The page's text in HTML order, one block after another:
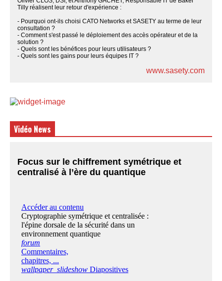
Tilly réalisent leur retour d'expérience :
- Pourquoi ont-ils choisi CATO Networks et SASETY au terme de leur
consultation ?
- Comment s'est passé le déploiement des accès opérateur et de la
solution ?
- Quels sont les bénéfices pour leurs utilisateurs ?
- Quels sont les gains pour leurs équipes IT ?
www.sasety.com
Vidéo News
Focus sur le chiffrement symétrique et
centralisé à l’ère du quantique